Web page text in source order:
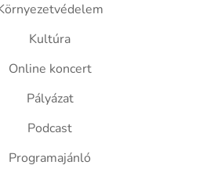
Kultúra
Online koncert
Pályázat
Podcast
Programajánló